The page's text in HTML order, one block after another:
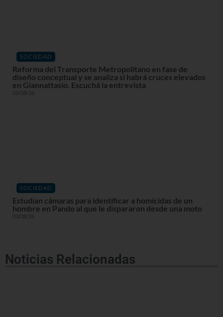
SOCIEDAD
Reforma del Transporte Metropolitano en fase de
diseño conceptual y se analiza si habrá cruces elevados
en Giannattasio. Escuchá la entrevista
05/08/26
SOCIEDAD
Estudian cámaras para identificar a homicidas de un
hombre en Pando al que le dispararon desde una moto
03/08/26
Noticias Relacionadas